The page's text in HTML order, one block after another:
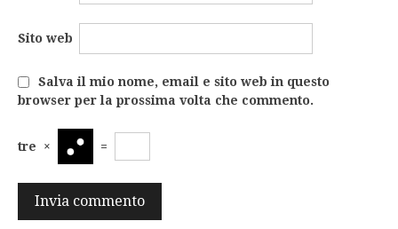
Sito web
Salva il mio nome, email e sito web in questo
browser per la prossima volta che commento.
tre × =